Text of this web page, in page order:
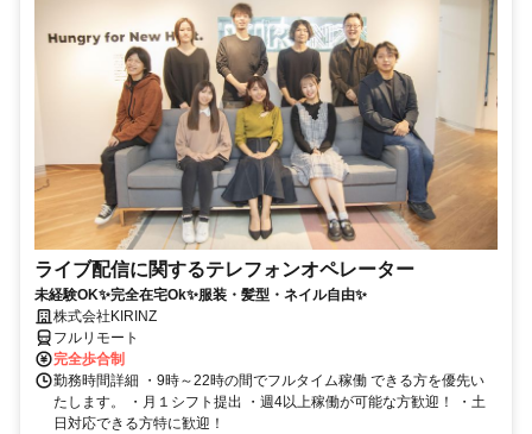
ライブ配信に関するテレフォンオペレーター
未経験OK✨完全在宅Ok✨服装・髪型・ネイル自由✨
株式会社KIRINZ
フルリモート
完全歩合制
勤務時間詳細 ・9時～22時の間でフルタイム稼働 できる方を優先い
たします。 ・月１シフト提出 ・週4以上稼働が可能な方歓迎！ ・土
日対応できる方特に歓迎！